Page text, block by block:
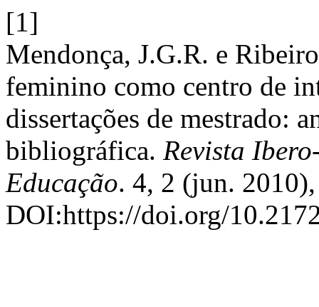
[1]
Mendonça, J.G.R. e
feminino como centro de
dissertações de mestrado:
bibliográfica. Revista
Educação. 4, 2 (jun.
DOI:https://doi.org/